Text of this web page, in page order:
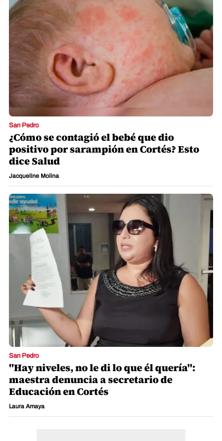
San Pedro
¿Cómo se contagió el bebé que dio
positivo por sarampión en Cortés? Esto
dice Salud
Jacqueline Molina
San Pedro
"Hay niveles, no le di lo que él quería":
maestra denuncia a secretario de
Educación en Cortés
Laura Amaya